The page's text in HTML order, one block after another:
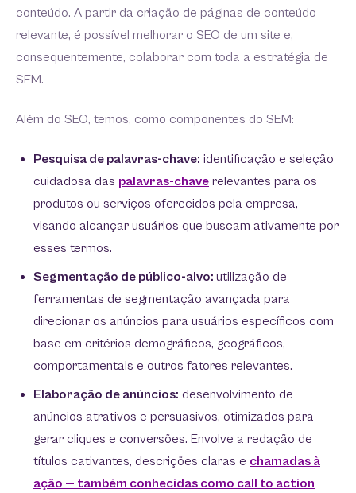
conteúdo. A partir da criação de páginas de conteúdo
relevante, é possível melhorar o SEO de um site e,
consequentemente, colaborar com toda a estratégia de
SEM.
Além do SEO, temos, como componentes do SEM:
Pesquisa de palavras-chave: identificação e seleção
cuidadosa das palavras-chave relevantes para os
produtos ou serviços oferecidos pela empresa,
visando alcançar usuários que buscam ativamente por
esses termos.
Segmentação de público-alvo: utilização de
ferramentas de segmentação avançada para
direcionar os anúncios para usuários específicos com
base em critérios demográficos, geográficos,
comportamentais e outros fatores relevantes.
Elaboração de anúncios: desenvolvimento de
anúncios atrativos e persuasivos, otimizados para
gerar cliques e conversões. Envolve a redação de
títulos cativantes, descrições claras e chamadas à
ação — também conhecidas como call to action